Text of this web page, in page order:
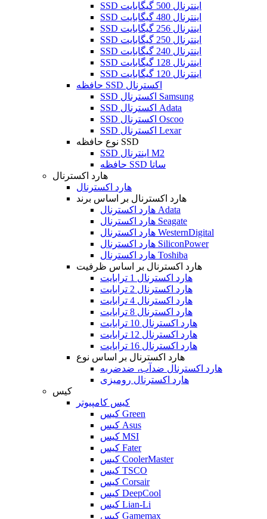
SSD اینترنال 500 گیگابایت
SSD اینترنال 480 گیگابایت
SSD اینترنال 256 گیگابایت
SSD اینترنال 250 گیگابایت
SSD اینترنال 240 گیگابایت
SSD اینترنال 128 گیگابایت
SSD اینترنال 120 گیگابایت
حافظه SSD اکسترنال
SSD اکسترنال Samsung
SSD اکسترنال Adata
SSD اکسترنال Oscoo
SSD اکسترنال Lexar
نوع حافظه SSD
SSD اینترنال M2
حافظه SSD ساتا
هارد اکسترنال
هارد اکسترنال
هارد اکسترنال بر اساس برند
هارد اکسترنال Adata
هارد اکسترنال Seagate
هارد اکسترنال WesternDigital
هارد اکسترنال SiliconPower
هارد اکسترنال Toshiba
هارد اکسترنال بر اساس ظرفیت
هارد اکسترنال 1 ترابایت
هارد اکسترنال 2 ترابایت
هارد اکسترنال 4 ترابایت
هارد اکسترنال 8 ترابایت
هارد اکسترنال 10 ترابایت
هارد اکسترنال 12 ترابایت
هارد اکسترنال 16 ترابایت
هارد اکسترنال بر اساس نوع
هارد اکسترنال ضدآب، ضدضربه
هارد اکسترنال رومیزی
کیس
کیس کامپیوتر
کیس Green
کیس Asus
کیس MSI
کیس Fater
کیس CoolerMaster
کیس TSCO
کیس Corsair
کیس DeepCool
کیس Lian-Li
کیس Gamemax